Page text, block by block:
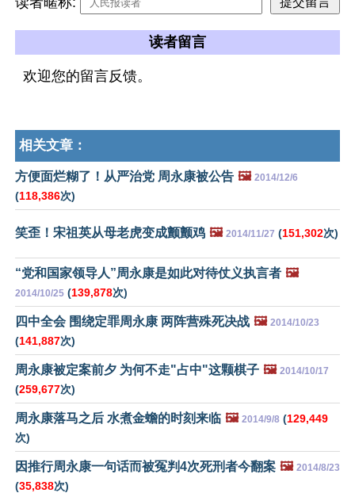
读者留言
欢迎您的留言反馈。
相关文章：
方便面烂糊了！从严治党 周永康被公告 🖼️ 2014/12/6
(118,386次)
笑歪！宋祖英从母老虎变成颤颤鸡 🖼️ 2014/11/27 (151,302次)
“党和国家领导人”周永康是如此对待仗义执言者 🖼️
2014/10/25 (139,878次)
四中全会 围绕定罪周永康 两阵营殊死决战 🖼️ 2014/10/23
(141,887次)
周永康被定案前夕 为何不走"占中"这颗棋子 🖼️ 2014/10/17
(259,677次)
周永康落马之后 水煮金蟾的时刻来临 🖼️ 2014/9/8 (129,449
次)
因推行周永康一句话而被冤判4次死刑者今翻案 🖼️ 2014/8/23
(35,838次)